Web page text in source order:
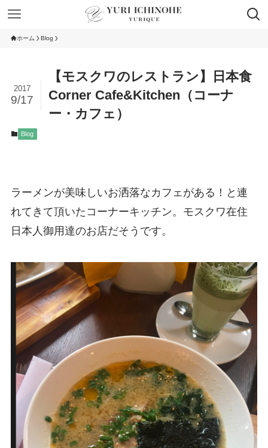
ホーム Blog
【モスクワのレストラン】日本食
Corner Cafe&Kitchen（コーナ
ー・カフェ）
2017
9/17
Blog
ラーメンが美味しいお洒落なカフェがある！と連
れてきて頂いたコーナーキッチン。モスクワ在住
日本人御用達のお店だそうです。